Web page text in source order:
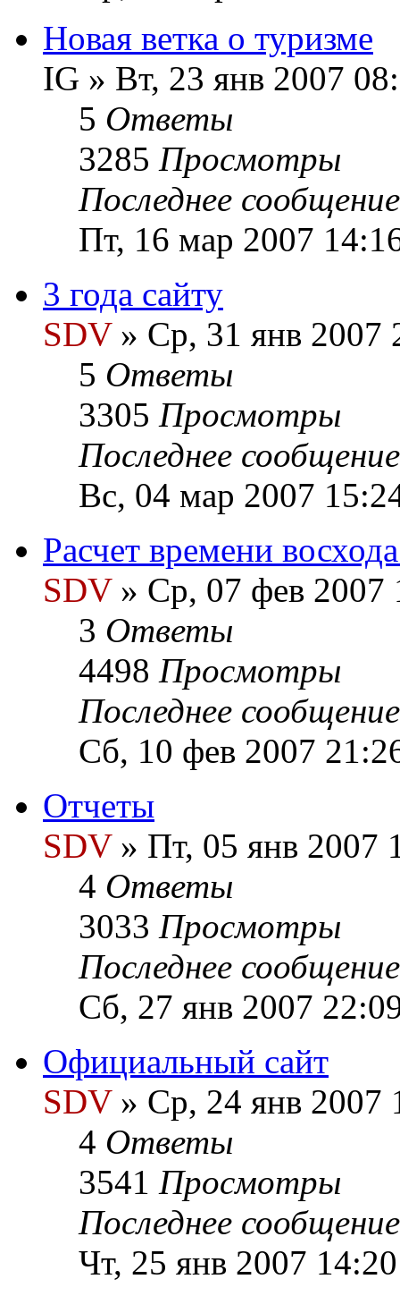
Новая ветка о туризме
IG » Вт, 23 янв 2007
5 Ответы
3285 Просмотры
Последнее
Пт, 16 мар 2007
3 года сайту
SDV» Ср, 31 янв 2007
5 Ответы
3305 Просмотры
Последнее
Вс, 04 мар 2007
Расчет времени
SDV» Ср, 07 фев 2007
3 Ответы
4498 Просмотры
Последнее
Сб, 10 фев 2007
Отчеты
SDV» Пт, 05 янв 2007
4 Ответы
3033 Просмотры
Последнее
Сб, 27 янв 2007
Официальный сайт
SDV» Ср, 24 янв 2007
4 Ответы
3541 Просмотры
Последнее
Чт, 25 янв 2007 14:20